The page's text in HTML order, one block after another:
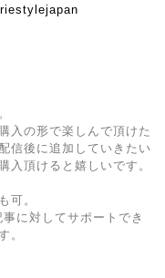
入の形で楽しんで頂けた
信後に追加していきたい
入頂けると嬉しいです。
可。
に対してサポートでき
。